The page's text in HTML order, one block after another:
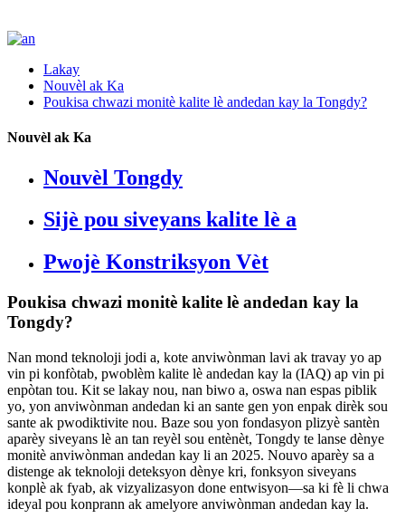
Lakay
Nouvèl ak Ka
Poukisa chwazi monitè kalite lè andedan kay la Tongdy?
Nouvèl ak Ka
Nouvèl Tongdy
Sijè pou siveyans kalite lè a
Pwojè Konstriksyon Vèt
Poukisa chwazi monitè kalite lè andedan kay la
Tongdy?
Nan mond teknoloji jodi a, kote anviwònman lavi ak travay yo ap
vin pi konfòtab, pwoblèm kalite lè andedan kay la (IAQ) ap vin pi
enpòtan tou. Kit se lakay nou, nan biwo a, oswa nan espas piblik
yo, yon anviwònman andedan ki an sante gen yon enpak dirèk sou
sante ak pwodiktivite nou. Baze sou yon fondasyon plizyè santèn
aparèy siveyans lè an tan reyèl sou entènèt, Tongdy te lanse dènye
monitè anviwònman andedan kay li an 2025. Nouvo aparèy sa a
distenge ak teknoloji deteksyon dènye kri, fonksyon siveyans
konplè ak fyab, ak vizyalizasyon done entwisyon—sa ki fè li chwa
ideyal pou konprann ak amelyore anviwònman andedan kay la.